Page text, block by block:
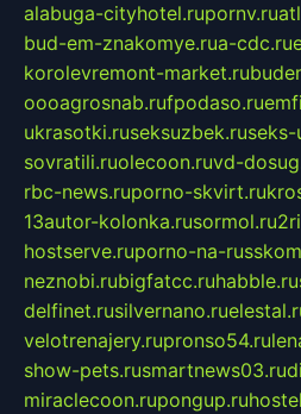
alabuga-cityhotel.rupornv.ru
bud-em-znakomye.rua-cdc.ru
korolevremont-market.ru
oooagrosnab.rufpodaso.ru
ukrasotki.ruseksuzbek.ruseks-
sovratili.ruolecoon.ruvd-
rbc-news.ruporno-skvirt.ru
13autor-kolonka.rusormol.ru
hostserve.ruporno-na-
neznobi.rubigfatcc.ruhabble.ru
delfinet.rusilvernano.ru
velotrenajery.rupronso54.ru
show-pets.rusmartnews03.ru
miraclecoon.rupongup.ru